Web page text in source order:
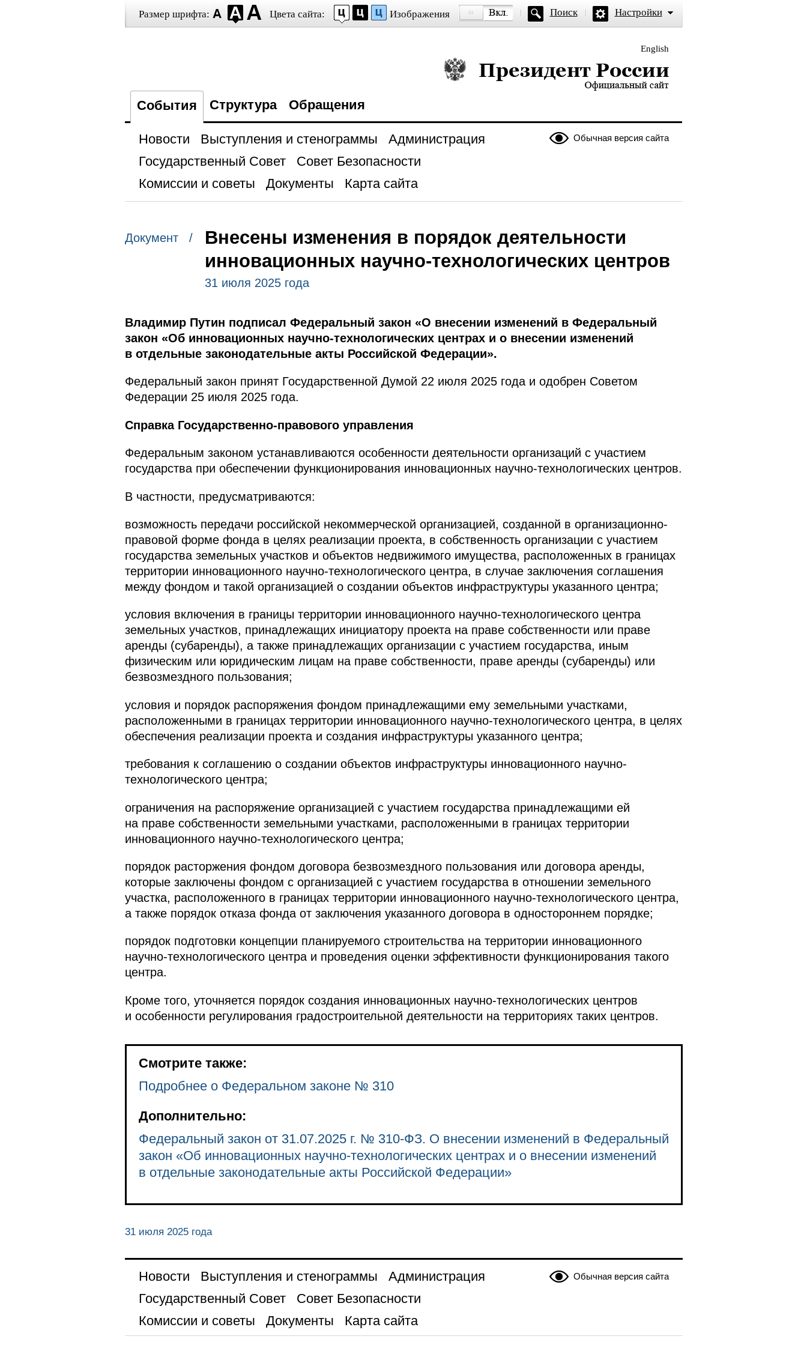
Размер шрифта: Цвета сайта: Изображения Поиск Настройки
English
Президент России — официальный сайт
События Структура Обращения
Обычная версия сайта
Новости Выступления и стенограммы
Администрация
Государственный Совет
Совет Безопасности
Комиссии и советы
Документы Карта сайта
Документ /
Внесены изменения в порядок деятельности
инновационных научно-технологических центров
31 июля 2025 года
Владимир Путин подписал Федеральный закон «О внесении изменений в Федеральный
закон «Об инновационных научно-технологических центрах и о внесении изменений
в отдельные законодательные акты Российской Федерации».
Федеральный закон принят Государственной Думой 22 июля 2025 года и одобрен Советом
Федерации 25 июля 2025 года.
Справка Государственно-правового управления
Федеральным законом устанавливаются особенности деятельности организаций с участием
государства при обеспечении функционирования инновационных научно-технологических центров.
В частности, предусматриваются:
возможность передачи российской некоммерческой организацией, созданной в организационно-
правовой форме фонда в целях реализации проекта, в собственность организации с участием
государства земельных участков и объектов недвижимого имущества, расположенных в границах
территории инновационного научно-технологического центра, в случае заключения соглашения
между фондом и такой организацией о создании объектов инфраструктуры указанного центра;
условия включения в границы территории инновационного научно-технологического центра
земельных участков, принадлежащих инициатору проекта на праве собственности или праве
аренды (субаренды), а также принадлежащих организации с участием государства, иным
физическим или юридическим лицам на праве собственности, праве аренды (субаренды) или
безвозмездного пользования;
условия и порядок распоряжения фондом принадлежащими ему земельными участками,
расположенными в границах территории инновационного научно-технологического центра, в целях
обеспечения реализации проекта и создания инфраструктуры указанного центра;
требования к соглашению о создании объектов инфраструктуры инновационного научно-
технологического центра;
ограничения на распоряжение организацией с участием государства принадлежащими ей
на праве собственности земельными участками, расположенными в границах территории
инновационного научно-технологического центра;
порядок расторжения фондом договора безвозмездного пользования или договора аренды,
которые заключены фондом с организацией с участием государства в отношении земельного
участка, расположенного в границах территории инновационного научно-технологического центра,
а также порядок отказа фонда от заключения указанного договора в одностороннем порядке;
порядок подготовки концепции планируемого строительства на территории инновационного
научно-технологического центра и проведения оценки эффективности функционирования такого
центра.
Кроме того, уточняется порядок создания инновационных научно-технологических центров
и особенности регулирования градостроительной деятельности на территориях таких центров.
Смотрите также:
Подробнее о Федеральном законе № 310
Дополнительно:
Федеральный закон от 31.07.2025 г. № 310-ФЗ. О внесении изменений в Федеральный
закон «Об инновационных научно-технологических центрах и о внесении изменений
в отдельные законодательные акты Российской Федерации»
31 июля 2025 года
Обычная версия сайта
Новости Выступления и стенограммы
Администрация
Государственный Совет
Совет Безопасности
Комиссии и советы
Документы Карта сайта